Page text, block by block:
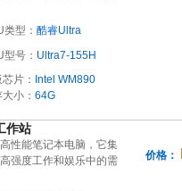
类型： 酷睿Ultra
型号： Ultra7-155H
片： Intel WM890
小： 64G
作站
价格：
性能笔记本电脑，它集
强度工作和娱乐中的需